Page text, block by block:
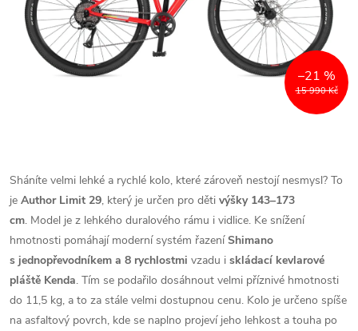
15 990 Kč
–21 %
Sháníte velmi lehké a rychlé kolo, které zároveň nestojí nesmysl? To
je Author Limit 29, který je určen pro děti výšky 143–173
cm. Model je z lehkého duralového rámu i vidlice. Ke snížení
hmotnosti pomáhají moderní systém řazeníShimano
s jednopřevodníkem a 8 rychlostmi vzadu i skládací kevlarové
pláště Kenda. Tím se podařilo dosáhnout velmi příznivé hmotnosti
do 11,5 kg, a to za stále velmi dostupnou cenu. Kolo je určeno spíše
na asfaltový povrch, kde se naplno projeví jeho lehkost a touha po